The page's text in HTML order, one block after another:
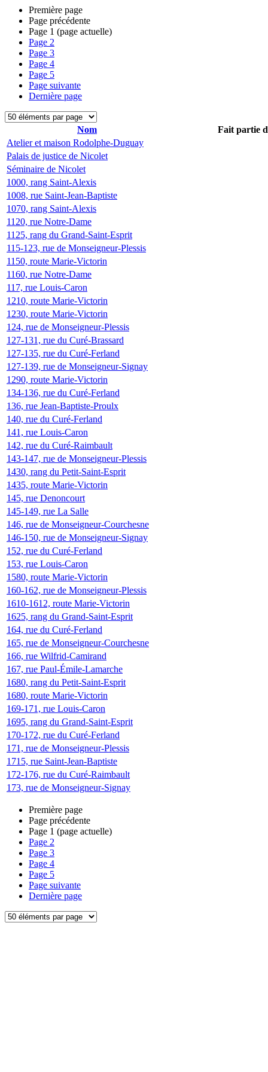
Première page
Page précédente
Page 1 (page actuelle)
Page 2
Page 3
Page 4
Page 5
Page suivante
Dernière page
Nom
Fait partie
Atelier et maison Rodolphe-Duguay
Palais de justice de Nicolet
Séminaire de Nicolet
1000, rang Saint-Alexis
1008, rue Saint-Jean-Baptiste
1070, rang Saint-Alexis
1120, rue Notre-Dame
1125, rang du Grand-Saint-Esprit
115-123, rue de Monseigneur-Plessis
1150, route Marie-Victorin
1160, rue Notre-Dame
117, rue Louis-Caron
1210, route Marie-Victorin
1230, route Marie-Victorin
124, rue de Monseigneur-Plessis
127-131, rue du Curé-Brassard
127-135, rue du Curé-Ferland
127-139, rue de Monseigneur-Signay
1290, route Marie-Victorin
134-136, rue du Curé-Ferland
136, rue Jean-Baptiste-Proulx
140, rue du Curé-Ferland
141, rue Louis-Caron
142, rue du Curé-Raimbault
143-147, rue de Monseigneur-Plessis
1430, rang du Petit-Saint-Esprit
1435, route Marie-Victorin
145, rue Denoncourt
145-149, rue La Salle
146, rue de Monseigneur-Courchesne
146-150, rue de Monseigneur-Signay
152, rue du Curé-Ferland
153, rue Louis-Caron
1580, route Marie-Victorin
160-162, rue de Monseigneur-Plessis
1610-1612, route Marie-Victorin
1625, rang du Grand-Saint-Esprit
164, rue du Curé-Ferland
165, rue de Monseigneur-Courchesne
166, rue Wilfrid-Camirand
167, rue Paul-Émile-Lamarche
1680, rang du Petit-Saint-Esprit
1680, route Marie-Victorin
169-171, rue Louis-Caron
1695, rang du Grand-Saint-Esprit
170-172, rue du Curé-Ferland
171, rue de Monseigneur-Plessis
1715, rue Saint-Jean-Baptiste
172-176, rue du Curé-Raimbault
173, rue de Monseigneur-Signay
Première page
Page précédente
Page 1 (page actuelle)
Page 2
Page 3
Page 4
Page 5
Page suivante
Dernière page